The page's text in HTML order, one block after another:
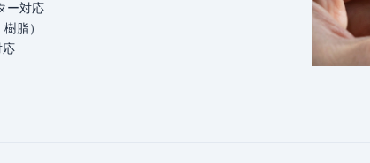
ー対応
脂）
応